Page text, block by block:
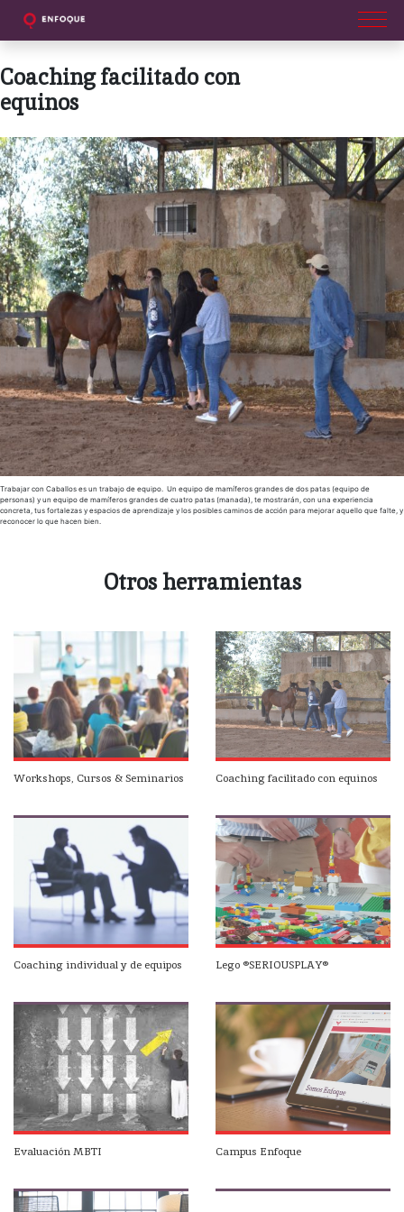
Coaching facilitado con
equinos
Trabajar con Caballos es un trabajo de equipo. Un equipo de mamíferos grandes de dos patas (equipo de
personas) y un equipo de mamíferos grandes de cuatro patas (manada), te mostrarán, con una experiencia
concreta, tus fortalezas y espacios de aprendizaje y los posibles caminos de acción para mejorar aquello que falte, y
reconocer lo que hacen bien.
Otros herramientas
Workshops, Cursos & Seminarios Coaching facilitado con equinos
Coaching individual y de equipos Lego ®SERIOUSPLAY®
Evaluación MBTI Campus Enfoque